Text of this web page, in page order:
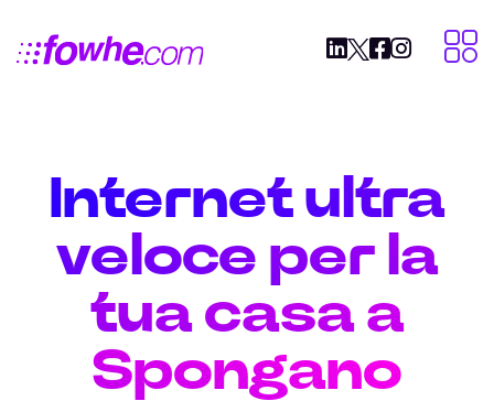
Internet ultra
veloce per la
tua casa a
Spongano